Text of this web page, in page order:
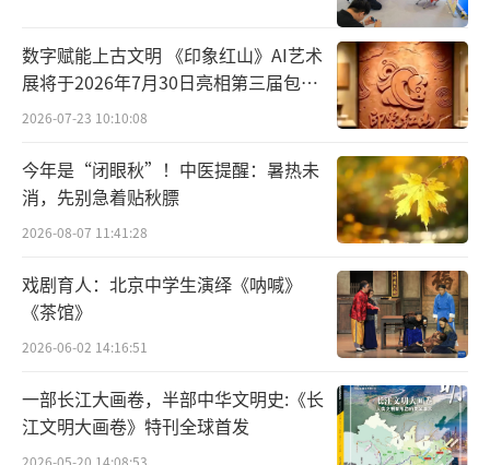
这些年来，我们通过发展贸易以良好的关系为
标志。
By signing more than 60 agreements, bilate
ral agreements which allow us to say that
已经签署60多项双边协议，这让我们可以说
China and a small country like Moldova
像中国这样的大国与摩尔多瓦这样的小国之间
的关系
could be an example of good relationship o
数字赋能上古文明 《印象红山》AI艺术
展将于2026年7月30日亮相第三届包头
艺博会
2026-07-23 10:10:08
今年是“闭眼秋”！中医提醒：暑热未
消，先别急着贴秋膘
2026-08-07 11:41:28
戏剧育人：北京中学生演绎《呐喊》
《茶馆》
2026-06-02 14:16:51
一部长江大画卷，半部中华文明史:《长
江文明大画卷》特刊全球首发
2026-05-20 14:08:53